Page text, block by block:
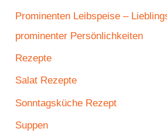
Prominenten Leibspeise –
prominenter Persönlichkeiten
Rezepte
Salat Rezepte
Sonntagsküche Rezept
Suppen